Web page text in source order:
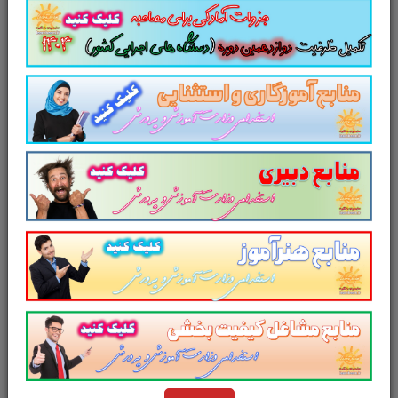
تستی آسیب شناسی روانی هالیجین و ویتبورن ترجمه یحیی سیدمحمدی
سوالات تستی کتابآسیب شناسی روانی ترجمه
یحیی سیدمحمدیجلد 1 و 2 شامل612
سوال
تستی در
271صفحهبا پاسخ تشریحیدر قالب
فایلpdf. مجموعه ای کامل برای مطالعه و
موفقیت در آزمون های استخدامیآموزش و
پرورش
سایر آزمون های استخدامیاست. این
مجموعه ارزشمند در قالب فایلپی دی افمی
تواند مناسب ترین انتخاب برای انسجام ذهنی و
آمادگی برای آزمون شما عزیزان باشد.مجموعه
سوالات تستی کتاب آسیب شناسی روانی جلد 1 و
2برای تجمیع، جمع بندی و مرور سریعمتناسب با
سرفصل های اعلامی آزمون استخدامی آموزش و